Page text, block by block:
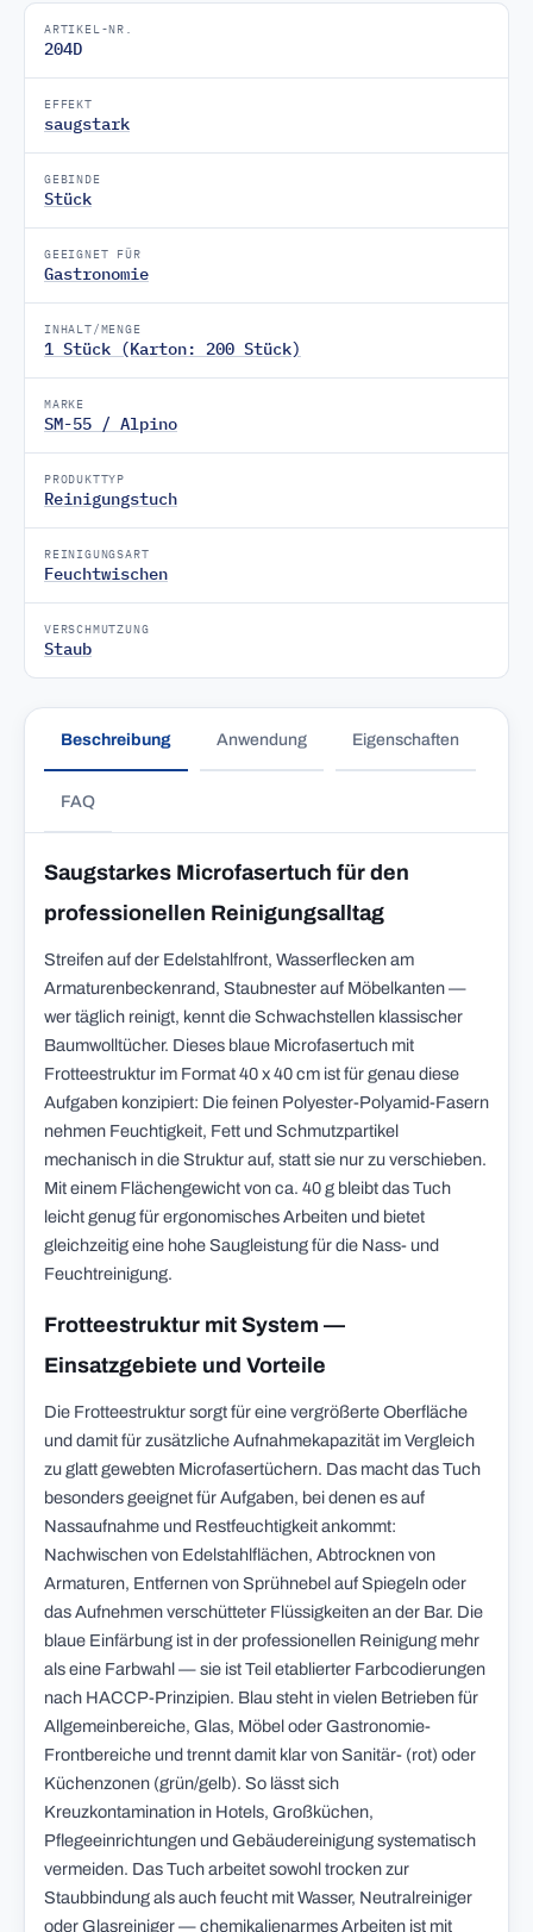
ARTIKEL-NR.
204D
EFFEKT
saugstark
GEBINDE
Stück
GEEIGNET FÜR
Gastronomie
INHALT/MENGE
1 Stück (Karton: 200 Stück)
MARKE
SM-55 / Alpino
PRODUKTTYP
Reinigungstuch
REINIGUNGSART
Feuchtwischen
VERSCHMUTZUNG
Staub
Beschreibung Anwendung Eigenschaften
FAQ
Saugstarkes Microfasertuch für den
professionellen Reinigungsalltag
Streifen auf der Edelstahlfront, Wasserflecken am
Armaturenbeckenrand, Staubnester auf Möbelkanten —
wer täglich reinigt, kennt die Schwachstellen klassischer
Baumwolltücher. Dieses blaue Microfasertuch mit
Frotteestruktur im Format 40 x 40 cm ist für genau diese
Aufgaben konzipiert: Die feinen Polyester-Polyamid-Fasern
nehmen Feuchtigkeit, Fett und Schmutzpartikel
mechanisch in die Struktur auf, statt sie nur zu verschieben.
Mit einem Flächengewicht von ca. 40 g bleibt das Tuch
leicht genug für ergonomisches Arbeiten und bietet
gleichzeitig eine hohe Saugleistung für die Nass- und
Feuchtreinigung.
Frotteestruktur mit System —
Einsatzgebiete und Vorteile
Die Frotteestruktur sorgt für eine vergrößerte Oberfläche
und damit für zusätzliche Aufnahmekapazität im Vergleich
zu glatt gewebten Microfasertüchern. Das macht das Tuch
besonders geeignet für Aufgaben, bei denen es auf
Nassaufnahme und Restfeuchtigkeit ankommt:
Nachwischen von Edelstahlflächen, Abtrocknen von
Armaturen, Entfernen von Sprühnebel auf Spiegeln oder
das Aufnehmen verschütteter Flüssigkeiten an der Bar. Die
blaue Einfärbung ist in der professionellen Reinigung mehr
als eine Farbwahl — sie ist Teil etablierter Farbcodierungen
nach HACCP-Prinzipien. Blau steht in vielen Betrieben für
Allgemeinbereiche, Glas, Möbel oder Gastronomie-
Frontbereiche und trennt damit klar von Sanitär- (rot) oder
Küchenzonen (grün/gelb). So lässt sich
Kreuzkontamination in Hotels, Großküchen,
Pflegeeinrichtungen und Gebäudereinigung systematisch
vermeiden. Das Tuch arbeitet sowohl trocken zur
Staubbindung als auch feucht mit Wasser, Neutralreiniger
oder Glasreiniger — chemikalienarmes Arbeiten ist mit